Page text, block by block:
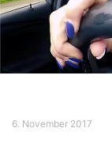
6. November 2017